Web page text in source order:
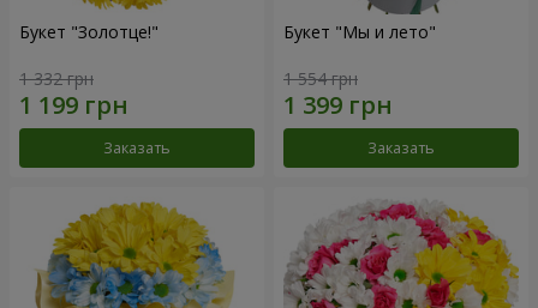
Букет "Золотце!"
1 332 грн
Заказать
Букет "Мы и лето"
1 554 грн
Заказать